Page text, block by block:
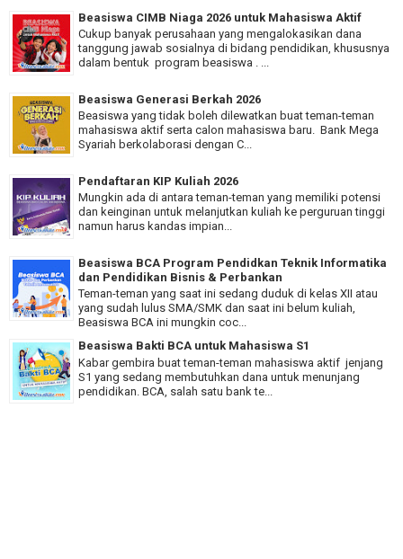
Beasiswa CIMB Niaga 2026 untuk Mahasiswa Aktif
Cukup banyak perusahaan yang mengalokasikan dana
tanggung jawab sosialnya di bidang pendidikan, khususnya
dalam bentuk program beasiswa . ...
Beasiswa Generasi Berkah 2026
Beasiswa yang tidak boleh dilewatkan buat teman-teman
mahasiswa aktif serta calon mahasiswa baru. Bank Mega
Syariah berkolaborasi dengan C...
Pendaftaran KIP Kuliah 2026
Mungkin ada di antara teman-teman yang memiliki potensi
dan keinginan untuk melanjutkan kuliah ke perguruan tinggi
namun harus kandas impian...
Beasiswa BCA Program Pendidkan Teknik Informatika
dan Pendidikan Bisnis & Perbankan
Teman-teman yang saat ini sedang duduk di kelas XII atau
yang sudah lulus SMA/SMK dan saat ini belum kuliah,
Beasiswa BCA ini mungkin coc...
Beasiswa Bakti BCA untuk Mahasiswa S1
Kabar gembira buat teman-teman mahasiswa aktif jenjang
S1 yang sedang membutuhkan dana untuk menunjang
pendidikan. BCA, salah satu bank te...